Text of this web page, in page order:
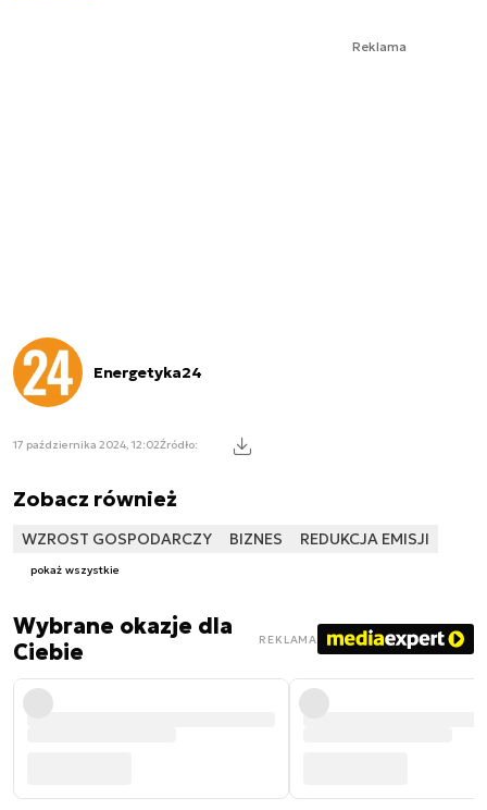
Reklama
Energetyka24
17 października 2024, 12:02Źródło:
Zobacz również
WZROST GOSPODARCZY BIZNES REDUKCJA EMISJI
pokaż wszystkie
Wybrane okazje dla
Ciebie
REKLAMA